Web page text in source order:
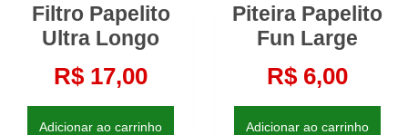
Filtro Papelito
Ultra Longo
R$ 17,00
Adicionar ao carrinho
Piteira Papelito
Fun Large
R$6,00
Adicionar ao carrinho